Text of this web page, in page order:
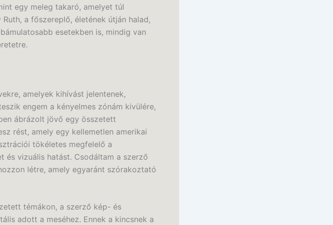
egy meleg takaró, amelyet túl
a főszereplő, életének útján halad,
esetekben is, mindig van
amelyek kihívást jelentenek,
engem a kényelmes zónám kivülére,
ábrázolt jövő egy összetett
rést, amely egy kellemetlen amerikai
tökéletes megfelelő a
és vizuális hatást. Csodáltam a szerző
létre, amely egyaránt szórakoztató
témákon, a szerző kép- és
adott a meséhez. Ennek a kincsnek a